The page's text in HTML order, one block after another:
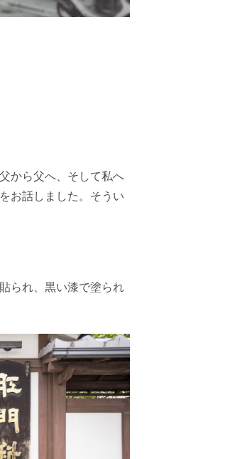
から父へ、そして私へ
お話しました。そうい
られ、黒い漆で塗られ